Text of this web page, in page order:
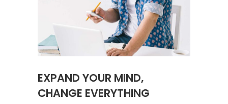
EXPAND YOUR MIND,
CHANGE EVERYTHING